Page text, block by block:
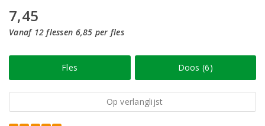
7,45
Vanaf 12 flessen 6,85 per fles
Fles Doos (6)
Op verlanglijst